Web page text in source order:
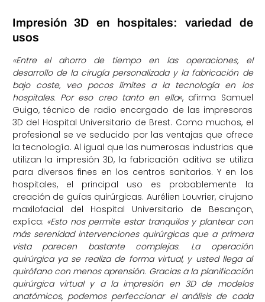
Impresión 3D en hospitales: variedad de
usos
«Entre el ahorro de tiempo en las operaciones, el
desarrollo de la cirugía personalizada y la fabricación de
bajo coste, veo pocos límites a la tecnología en los
hospitales. Por eso creo tanto en ella«, afirma Samuel
Guigo, técnico de radio encargado de las impresoras
3D del Hospital Universitario de Brest. Como muchos, el
profesional se ve seducido por las ventajas que ofrece
la tecnología. Al igual que las numerosas industrias que
utilizan la impresión 3D, la fabricación aditiva se utiliza
para diversos fines en los centros sanitarios. Y en los
hospitales, el principal uso es probablemente la
creación de guías quirúrgicas. Aurélien Louvrier, cirujano
maxilofacial del Hospital Universitario de Besançon,
explica: «Esto nos permite estar tranquilos y plantear con
más serenidad intervenciones quirúrgicas que a primera
vista parecen bastante complejas. La operación
quirúrgica ya se realiza de forma virtual, y usted llega al
quirófano con menos aprensión. Gracias a la planificación
quirúrgica virtual y a la impresión en 3D de modelos
anatómicos, podemos perfeccionar el análisis de cada